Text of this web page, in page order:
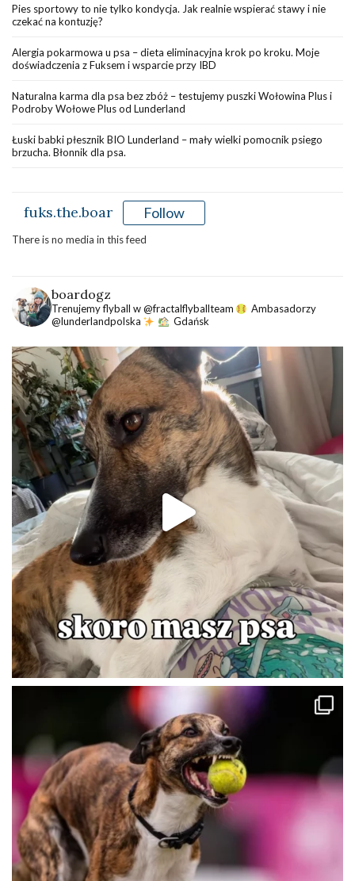
Pies sportowy to nie tylko kondycja. Jak realnie wspierać stawy i nie
czekać na kontuzję?
Alergia pokarmowa u psa – dieta eliminacyjna krok po kroku. Moje
doświadczenia z Fuksem i wsparcie przy IBD
Naturalna karma dla psa bez zbóż – testujemy puszki Wołowina Plus i
Podroby Wołowe Plus od Lunderland
Łuski babki płesznik BIO Lunderland – mały wielki pomocnik psiego
brzucha. Błonnik dla psa.
fuks.the.boar Follow
There is no media in this feed
boardogz
Trenujemy flyball w @fractalflyballteam
Ambasadorzy
@lunderlandpolska
Gdańsk